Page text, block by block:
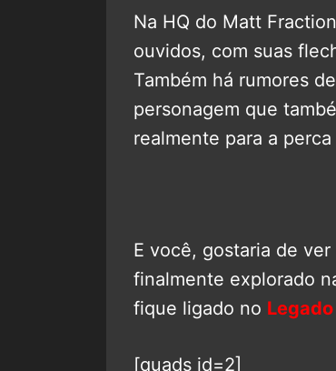
Na HQ do Matt
ouvidos, com suas
Também há rumores
personagem que
realmente para a
E você, gostaria de
finalmente explorado
fique ligado no Legado
[quads id=2]